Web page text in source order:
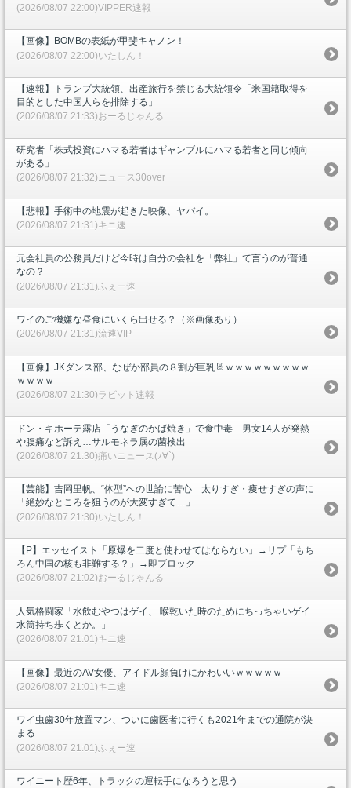
(2026/08/07 22:00)VIPPER速報
【画像】BOMBの表紙が甲斐キャノン！
(2026/08/07 22:00)いたしん！
【速報】トランプ大統領、出産旅行を禁じる大統領令「米国籍取得を
目的とした中国人らを排除する」
(2026/08/07 21:33)おーるじゃんる
研究者「株式投資にハマる若者はギャンブルにハマる若者と同じ傾向
がある」
(2026/08/07 21:32)ニュース30over
【悲報】手術中の地震が起きた映像、ヤバイ。
(2026/08/07 21:31)キニ速
元会社員の公務員だけど今時は自分の会社を「弊社」て言うのが普通
なの？
(2026/08/07 21:31)ふぇー速
ワイのご機嫌な昼食にいくら出せる？（※画像あり）
(2026/08/07 21:31)流速VIP
【画像】JKダンス部、なぜか部員の８割が巨乳🐰ｗｗｗｗｗｗｗｗｗ
ｗｗｗｗ
(2026/08/07 21:30)ラビット速報
ドン・キホーテ露店「うなぎのかば焼き」で食中毒 男女14人が発熱
や腹痛など訴え…サルモネラ属の菌検出
(2026/08/07 21:30)痛いニュース(ﾉ∀`)
【芸能】吉岡里帆、“体型”への世論に苦心 太りすぎ・痩せすぎの声に
「絶妙なところを狙うのが大変すぎて…」
(2026/08/07 21:30)いたしん！
【P】エッセイスト「原爆を二度と使わせてはならない」→リプ「もち
ろん中国の核も非難する？」→即ブロック
(2026/08/07 21:02)おーるじゃんる
人気格闘家「水飲むやつはゲイ、 喉乾いた時のためにちっちゃいゲイ
水筒持ち歩くとか。」
(2026/08/07 21:01)キニ速
【画像】最近のAV女優、アイドル顔負けにかわいいｗｗｗｗｗ
(2026/08/07 21:01)キニ速
ワイ虫歯30年放置マン、ついに歯医者に行くも2021年までの通院が決
まる
(2026/08/07 21:01)ふぇー速
ワイニート歴6年、トラックの運転手になろうと思う